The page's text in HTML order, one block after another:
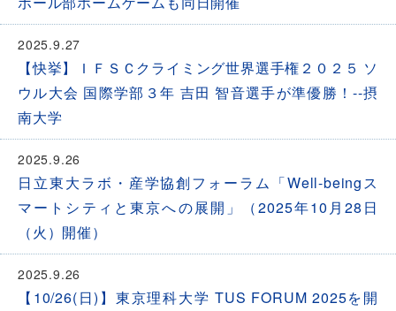
2025.9.27
【快挙】ＩＦＳＣクライミング世界選手権２０２５ ソ
ウル大会 国際学部３年 吉田 智音選手が準優勝！--摂
南大学
2025.9.26
日立東大ラボ・産学協創フォーラム「Well-beingス
マートシティと東京への展開」（2025年10月28日
（火）開催）
2025.9.26
【10/26(日)】東京理科大学 TUS FORUM 2025を開